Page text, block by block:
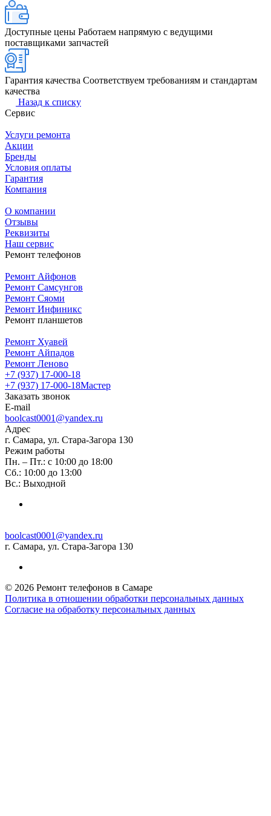
Доступные цены Работаем напрямую с ведущими
поставщиками запчастей
Гарантия качества Соответствуем требованиям и стандартам
качества
Назад к списку
Сервис
Услуги ремонта
Акции
Бренды
Условия оплаты
Гарантия
Компания
О компании
Отзывы
Реквизиты
Наш сервис
Ремонт телефонов
Ремонт Айфонов
Ремонт Самсунгов
Ремонт Сяоми
Ремонт Инфиникс
Ремонт планшетов
Ремонт Хуавей
Ремонт Айпадов
Ремонт Леново
+7 (937) 17-000-18
+7 (937) 17-000-18Мастер
Заказать звонок
E-mail
boolcast0001@yandex.ru
Адрес
г. Самара, ул. Стара-Загора 130
Режим работы
Пн. – Пт.: с 10:00 до 18:00
Сб.: 10:00 до 13:00
Вс.: Выходной
boolcast0001@yandex.ru
г. Самара, ул. Стара-Загора 130
© 2026 Ремонт телефонов в Самаре
Политика в отношении обработки персональных данных
Согласие на обработку персональных данных